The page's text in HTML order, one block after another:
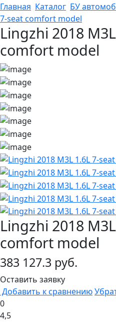
Главная Каталог БУ
7-seat comfort model
Lingzhi 2018
comfort model
Lingzhi 2018
comfort model
383 127.3 руб.
Оставить заявку
Добавить к сравнению
0
4,5